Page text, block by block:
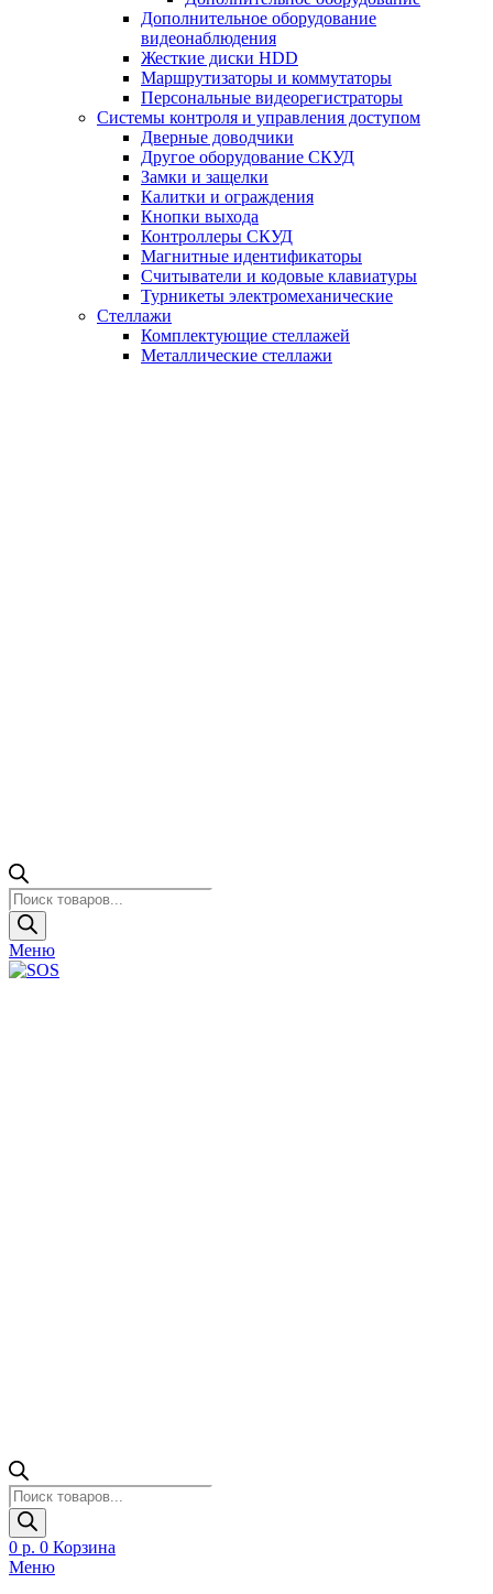
Дополнительное оборудование
видеонаблюдения
Жесткие диски HDD
Маршрутизаторы и коммутаторы
Персональные видеорегистраторы
Системы контроля и управления доступом
Дверные доводчики
Другое оборудование СКУД
Замки и защелки
Калитки и ограждения
Кнопки выхода
Контроллеры СКУД
Магнитные идентификаторы
Считыватели и кодовые клавиатуры
Турникеты электромеханические
Стеллажи
Комплектующие стеллажей
Металлические стеллажи
Поиск
товаров
Меню
Поиск
товаров
0 р. 0 Корзина
Меню